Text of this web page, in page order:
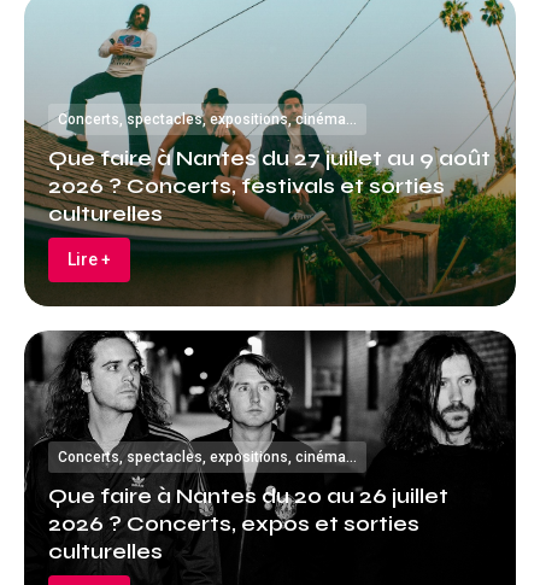
Concerts, spectacles, expositions, cinéma…
Que faire à Nantes du 27 juillet au 9 août
2026 ? Concerts, festivals et sorties
culturelles
Lire +
Concerts, spectacles, expositions, cinéma…
Que faire à Nantes du 20 au 26 juillet
2026 ? Concerts, expos et sorties
culturelles